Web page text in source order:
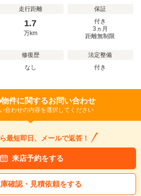
走行距離
1.7
万km
保証
付き
3ヵ月
距離無制限
修復歴
なし
法定整備
付き
件に関するお問い合わせ
合わせの内容を選択してください
最短即日、メールで返答！
来店予約をする
確認・見積依頼をする